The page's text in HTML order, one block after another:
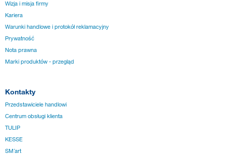
Wizja i misja firmy
Kariera
Warunki handlowe i protokół reklamacyjny
Prywatność
Nota prawna
Marki produktów - przegląd
Kontakty
Przedstawiciele handlowi
Centrum obsługi klienta
TULIP
KESSE
SM´art